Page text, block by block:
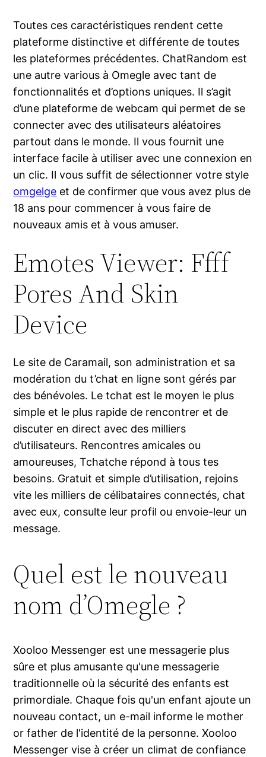
Toutes ces caractéristiques rendent cette
plateforme distinctive et différente de toutes
les plateformes précédentes. ChatRandom est
une autre various à Omegle avec tant de
fonctionnalités et d’options uniques. Il s’agit
d’une plateforme de webcam qui permet de se
connecter avec des utilisateurs aléatoires
partout dans le monde. Il vous fournit une
interface facile à utiliser avec une connexion en
un clic. Il vous suffit de sélectionner votre style
omgelge et de confirmer que vous avez plus de
18 ans pour commencer à vous faire de
nouveaux amis et à vous amuser.
Emotes Viewer: Ffff
Pores And Skin
Device
Le site de Caramail, son administration et sa
modération du t’chat en ligne sont gérés par
des bénévoles. Le tchat est le moyen le plus
simple et le plus rapide de rencontrer et de
discuter en direct avec des milliers
d’utilisateurs. Rencontres amicales ou
amoureuses, Tchatche répond à tous tes
besoins. Gratuit et simple d’utilisation, rejoins
vite les milliers de célibataires connectés, chat
avec eux, consulte leur profil ou envoie-leur un
message.
Quel est le nouveau
nom d’Omegle ?
Xooloo Messenger est une messagerie plus
sûre et plus amusante qu'une messagerie
traditionnelle où la sécurité des enfants est
primordiale. Chaque fois qu'un enfant ajoute un
nouveau contact, un e-mail informe le mother
or father de l'identité de la personne. Xooloo
Messenger vise à créer un climat de confiance